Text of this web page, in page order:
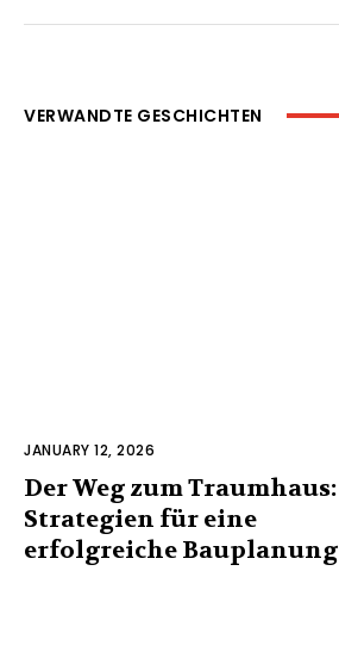
VERWANDTE GESCHICHTEN
JANUARY 12, 2026
Der Weg zum Traumhaus:
Strategien für eine
erfolgreiche Bauplanung